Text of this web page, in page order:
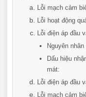
Lỗi mạch cảm
Lỗi hoạt động
Lỗi điện áp đầu
Nguyên
Dấu hiệu
mát:
Lỗi điện áp đầu
Lỗi mạch cảm